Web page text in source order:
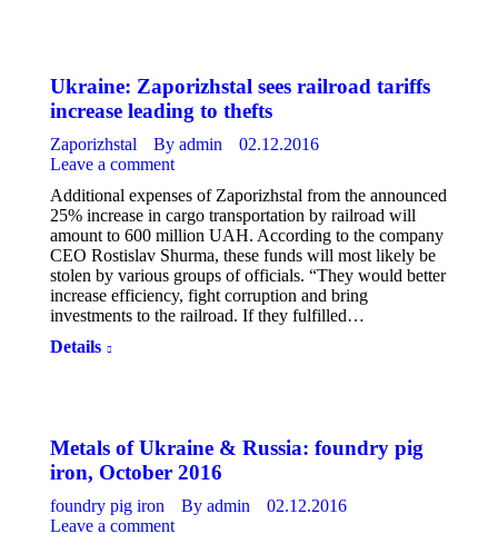
Ukraine: Zaporizhstal sees railroad tariffs
increase leading to thefts
Zaporizhstal By admin
02.12.2016
Leave a comment
Additional expenses of Zaporizhstal from the announced
25% increase in cargo transportation by railroad will
amount to 600 million UAH. According to the company
CEO Rostislav Shurma, these funds will most likely be
stolen by various groups of officials. “They would better
increase efficiency, fight corruption and bring
investments to the railroad. If they fulfilled…
Details
Metals of Ukraine & Russia: foundry pig
iron, October 2016
foundry pig iron By admin
02.12.2016
Leave a comment